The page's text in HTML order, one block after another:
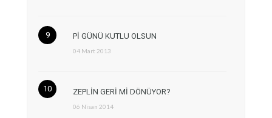
Pİ GÜNÜ KUTLU OLSUN
04 Mart 2013
ZEPLİN GERİ Mİ DÖNÜYOR?
06 Nisan 2014